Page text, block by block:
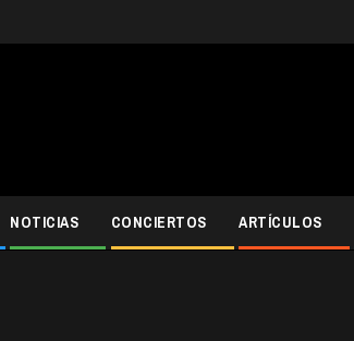
NOTICIAS CONCIERTOS ARTÍCULOS